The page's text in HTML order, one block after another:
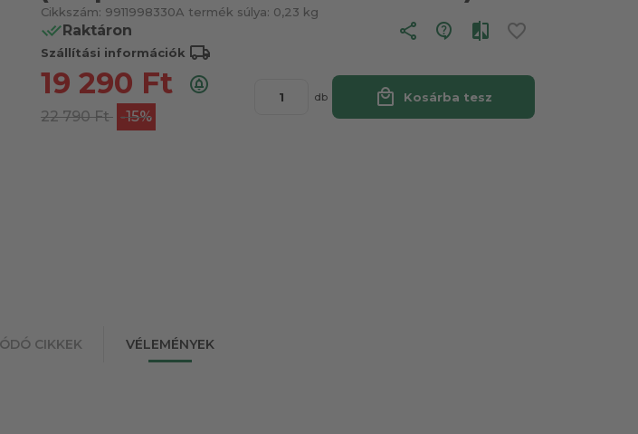
Cikkszám: 9911998330A termék súlya: 0,23 kg
Raktáron share
Szállítási információk local_shipping
19 290 Ft
22 790 Ft -15%
db local_mall Kosárba tesz
CIKKEK VÉLEMÉNYEK